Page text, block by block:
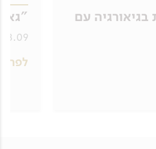
בגיאורגיה עם
08.09, 25.09